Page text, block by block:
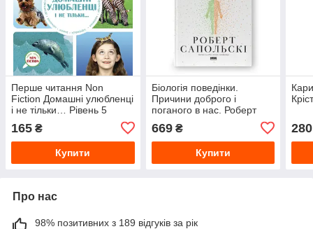
Перше читання Non
Fiction Домашні улюбленці
і не тільки… Рівень 5
165 ₴
Купити
Біологія поведінки.
Причини доброго і
поганого в нас. Роберт
669₴
Купити
280
Про нас
98% позитивних з 189 відгуків за рік